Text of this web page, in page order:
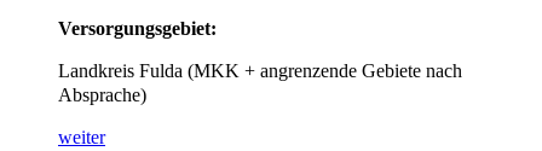
Versorgungsgebiet:
Landkreis Fulda (MKK + angrenzende Gebiete nach
Absprache)
weiter